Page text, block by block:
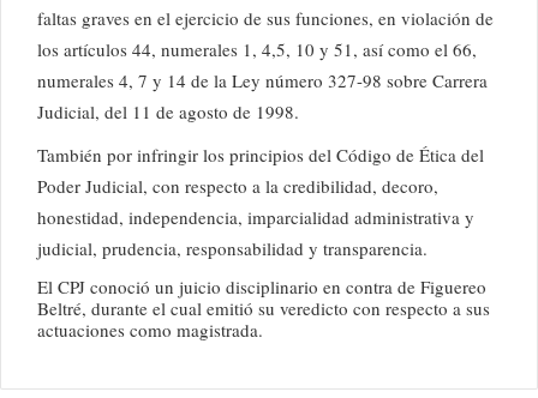
faltas graves en el ejercicio de sus funciones, en violación de
los artículos 44, numerales 1, 4,5, 10 y 51, así como el 66,
numerales 4, 7 y 14 de la Ley número 327-98 sobre Carrera
Judicial, del 11 de agosto de 1998.
También por infringir los principios del Código de Ética del
Poder Judicial, con respecto a la credibilidad, decoro,
honestidad, independencia, imparcialidad administrativa y
judicial, prudencia, responsabilidad y transparencia.
El CPJ conoció un juicio disciplinario en contra de Figuereo
Beltré, durante el cual emitió su veredicto con respecto a sus
actuaciones como magistrada.